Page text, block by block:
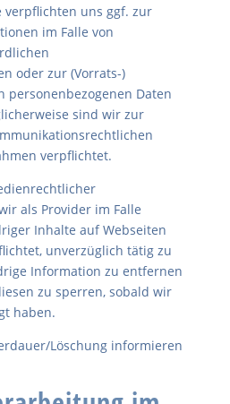
verpflichten uns ggf. zur
im Falle von
oder zur (Vorrats-)
personenbezogenen Daten
sind wir zur
verpflichtet.
als Provider im Falle
Inhalte auf Webseiten
unverzüglich tätig zu
Information zu entfernen
zu sperren, sobald wir
haben.
Löschung informieren